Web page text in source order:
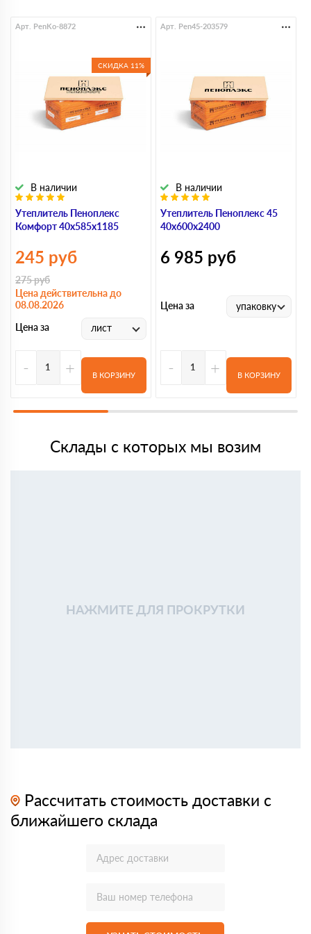
СКИДКА 11%
Утеплитель Пеноплекс
Комфорт 40х585х1185
В наличии
Арт. PenKo-8872
245 руб
275руб
Цена действительна до
08.08.2026
Цена за
лист
- + В КОРЗИНУ
Утеплитель Пеноплекс 45
40х600х2400
В наличии
Арт. Pen45-203579
6 985 руб
Цена за упаковку
- + В КОРЗИНУ
Склады с которых мы возим
НАЖМИТЕ ДЛЯ ПРОКРУТКИ
Рассчитать стоимость доставки с
ближайшего склада